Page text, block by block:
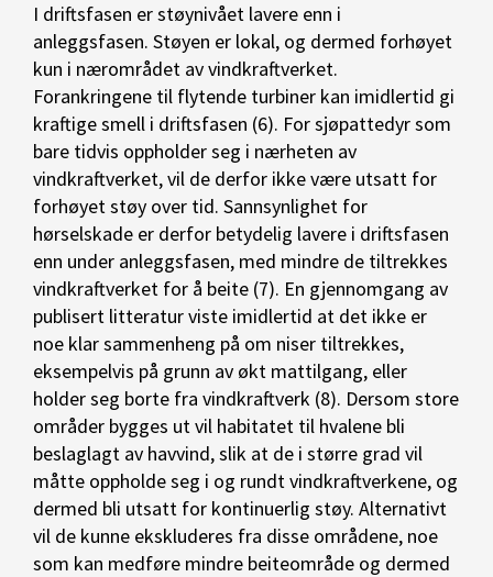
I driftsfasen er støynivået lavere enn i
anleggsfasen. Støyen er lokal, og dermed forhøyet
kun i nærområdet av vindkraftverket.
Forankringene til flytende turbiner kan imidlertid gi
kraftige smell i driftsfasen (6). For sjøpattedyr som
bare tidvis oppholder seg i nærheten av
vindkraftverket, vil de derfor ikke være utsatt for
forhøyet støy over tid. Sannsynlighet for
hørselskade er derfor betydelig lavere i driftsfasen
enn under anleggsfasen, med mindre de tiltrekkes
vindkraftverket for å beite (7). En gjennomgang av
publisert litteratur viste imidlertid at det ikke er
noe klar sammenheng på om niser tiltrekkes,
eksempelvis på grunn av økt mattilgang, eller
holder seg borte fra vindkraftverk (8). Dersom store
områder bygges ut vil habitatet til hvalene bli
beslaglagt av havvind, slik at de i større grad vil
måtte oppholde seg i og rundt vindkraftverkene, og
dermed bli utsatt for kontinuerlig støy. Alternativt
vil de kunne ekskluderes fra disse områdene, noe
som kan medføre mindre beiteområde og dermed